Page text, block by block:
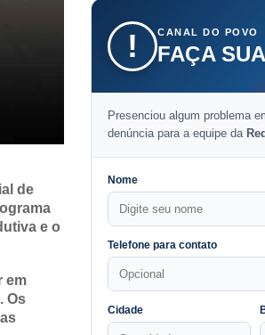
de
e o
em
Os
! CANAL DO POVO
FAÇA
Presenciou algum problema
denúncia para a equipe da
Nome
Telefone para contato
Cidade